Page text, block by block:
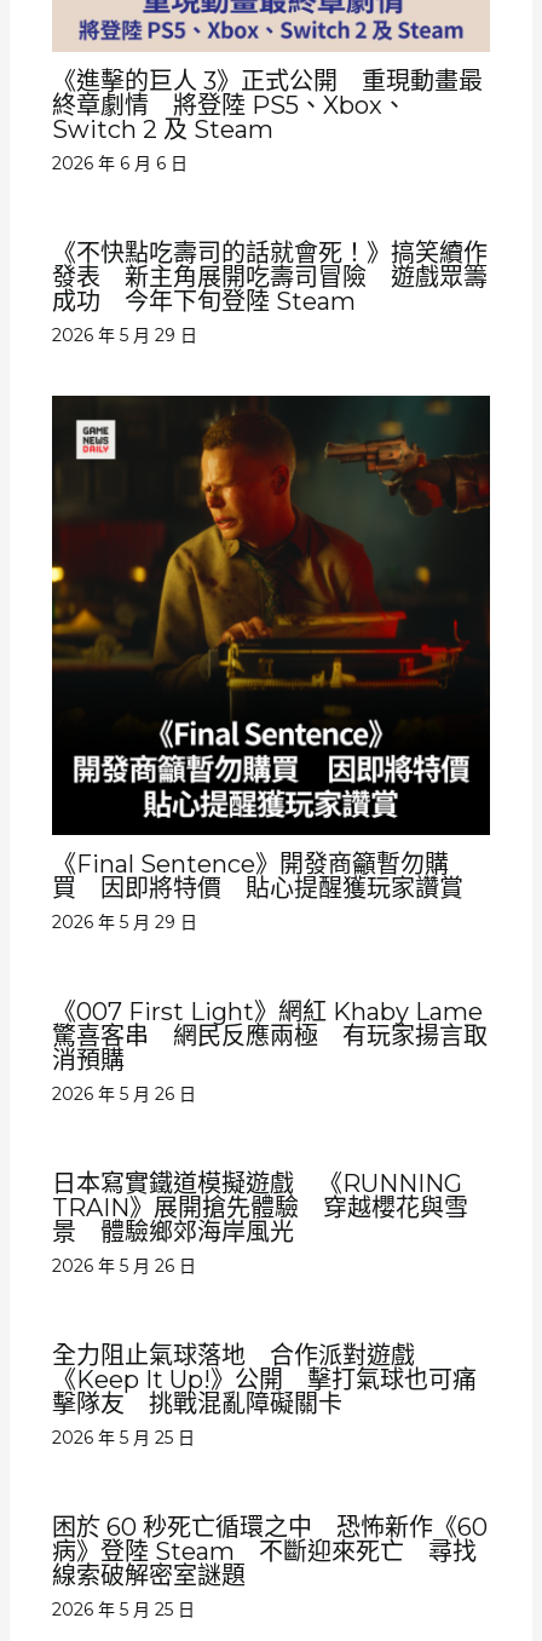
《進擊的巨人 3》正式公開 重現動畫最
終章劇情 將登陸 PS5、Xbox、
Switch 2 及 Steam
2026 年 6 月 6 日
《不快點吃壽司的話就會死！》搞笑續作
發表 新主角展開吃壽司冒險 遊戲眾籌
成功 今年下旬登陸 Steam
2026 年 5 月 29 日
《Final Sentence》開發商籲暫勿購
買 因即將特價 貼心提醒獲玩家讚賞
2026 年 5 月 29 日
《007 First Light》網紅 Khaby Lame
驚喜客串 網民反應兩極 有玩家揚言取
消預購
2026 年 5 月 26 日
日本寫實鐵道模擬遊戲 《RUNNING
TRAIN》展開搶先體驗 穿越櫻花與雪
景 體驗鄉郊海岸風光
2026 年 5 月 26 日
全力阻止氣球落地 合作派對遊戲
《Keep It Up!》公開 擊打氣球也可痛
擊隊友 挑戰混亂障礙關卡
2026 年 5 月 25 日
困於 60 秒死亡循環之中 恐怖新作《60
病》登陸 Steam 不斷迎來死亡 尋找
線索破解密室謎題
2026 年 5 月 25 日